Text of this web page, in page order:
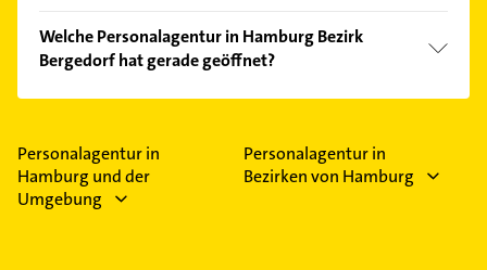
Kundenmeinungen und profitieren Sie von den
Empfehlungen. Die Suchergebnisse können Sie sich
einfach nachBewertungensortiert anzeigen lassen.
Welche Personalagentur in Hamburg Bezirk
Bergedorf hat gerade geöffnet?
Im Anbieter-Bereich finden Sie alleÖffnungszeiten.
Feiertagen abweichen können.
Personalagentur in
Hamburg und der
Umgebung
Personalagentur in
Bezirken von Hamburg